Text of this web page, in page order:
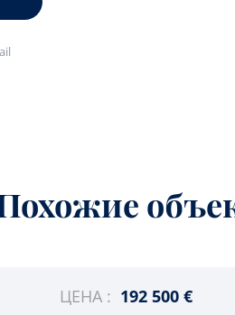
ЦЕНА : 192 500 €